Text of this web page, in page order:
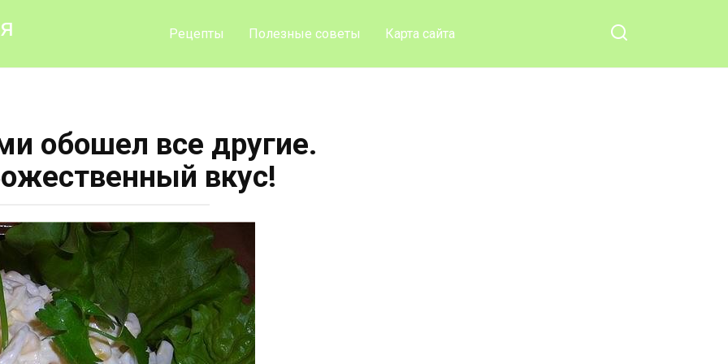
Рецепты Полезные советы Карта сайта
обошел все другие.
вкус!